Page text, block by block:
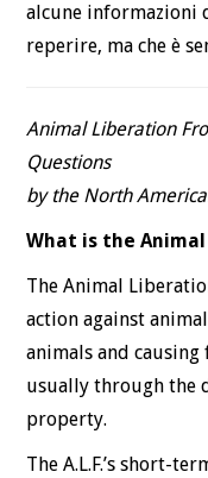
alcune informazioni
reperire, ma che è
Animal Liberation
Questions
by the North
What is the
The Animal
action against
animals and
usually through the
property.
The A.L.F.’s short-